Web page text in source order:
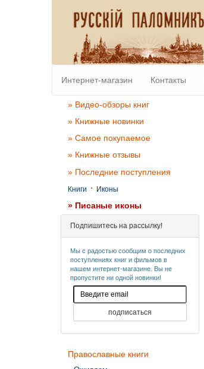
Интернет-магазин Контакты
» Видео-обзоры книг
» Книжные новинки
» Самое покупаемое
» Книжные отзывы
» Последние поступления
Книги · Иконы
» Писаные иконы
Подпишитесь на рассылку!
Мы с радостью сообщим о последних
поступлениях книг и фильмов в
нашем интернет-магазине. Вы не
пропустите ни одной новинки!
Православные книги